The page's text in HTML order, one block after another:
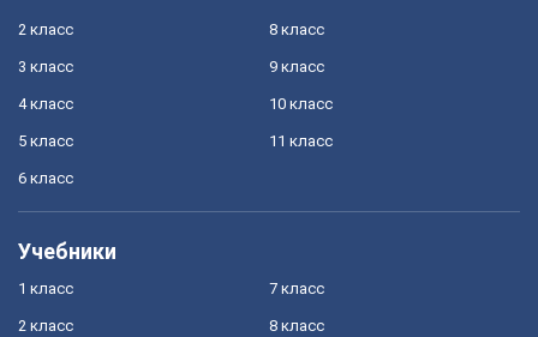
2 класс
3 класс
4 класс
5 класс
6 класс
8 класс
9 класс
10 класс
11 класс
Учебники
1 класс
2 класс
7 класс
8 класс